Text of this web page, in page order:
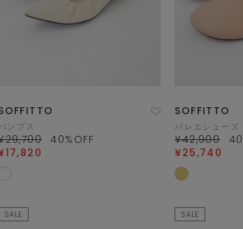
ンプス
40%OFF
SOFFITTO
バレエシューズ
¥42,900 40
¥25,740
SALE SALE